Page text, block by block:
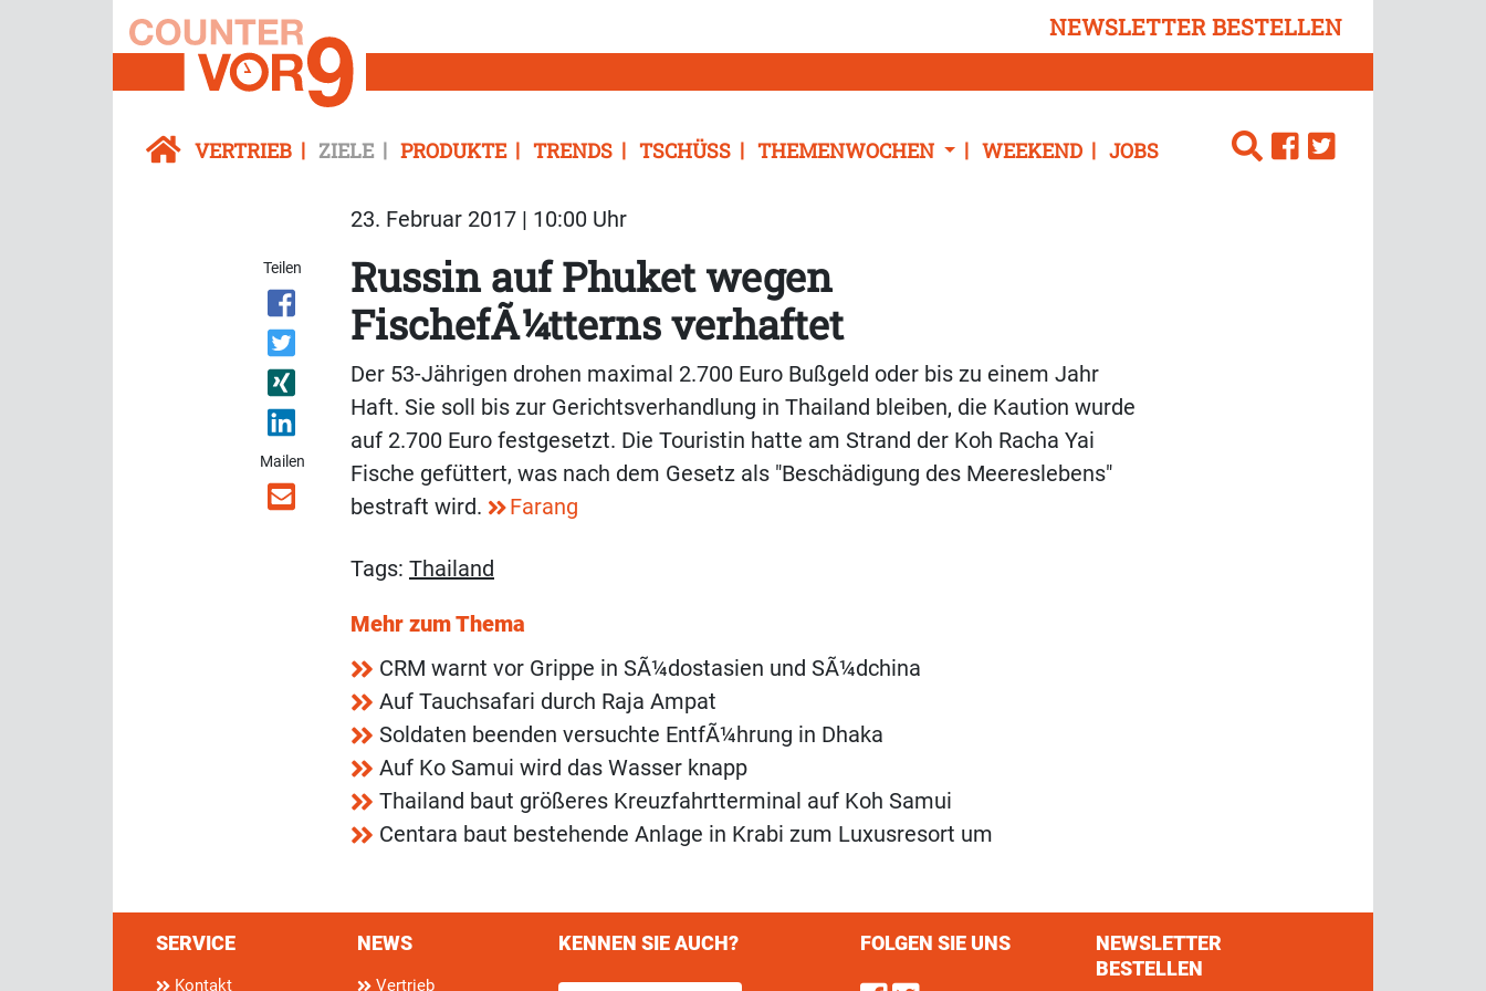
NEWSLETTER BESTELLEN
VERTRIEB ZIELE PRODUKTE TRENDS TSCHÜSS THEMENWOCHEN WEEKEND JOBS
23. Februar 2017 | 10:00 Uhr
Teilen
Mailen
Russin auf Phuket wegen
FischefÃ¼tterns verhaftet
Der 53-Jährigen drohen maximal 2.700 Euro Bußgeld oder bis zu einem Jahr
Haft. Sie soll bis zur Gerichtsverhandlung in Thailand bleiben, die Kaution wurde
auf 2.700 Euro festgesetzt. Die Touristin hatte am Strand der Koh Racha Yai
Fische gefüttert, was nach dem Gesetz als "Beschädigung des Meereslebens"
bestraft wird.
Farang
Tags: Thailand
Mehr zum Thema
CRM warnt vor Grippe in SÃ¼dostasien und SÃ¼dchina
Auf Tauchsafari durch Raja Ampat
Soldaten beenden versuchte EntfÃ¼hrung in Dhaka
Auf Ko Samui wird das Wasser knapp
Thailand baut größeres Kreuzfahrtterminal auf Koh Samui
Centara baut bestehende Anlage in Krabi zum Luxusresort um
SERVICE
Kontakt
NEWS
Vertrieb
KENNEN SIE AUCH? FOLGEN SIE UNS
NEWSLETTER
BESTELLEN